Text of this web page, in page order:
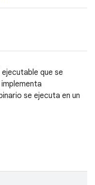
que se
se ejecuta en un